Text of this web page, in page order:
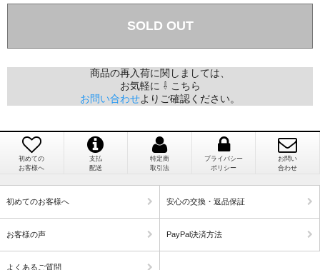
（稀に、通関手続き等に時間がかかり、納期が遅れる
注文のキャンセルは可能ですか？
お取り寄せ商品となっておりますため、仕入先へ発
注後のキャンセルは受け付けかねます。
ベリサイン株式会社のSSLサーバー証明書を使用して
おります。お買い物・お問い合わせで送信される全て
と（いつの作品など）」
埼玉県 K・I 様 （女性）
「購入してから商品到着までメールを何度か頂
新潟県 A・K 様 （女性）
「在庫がほとんど無い中で、数少ない「在庫あ
り」だったこと」
SOLD OUT
商品の再入荷に関しましては、
お気軽に ⇩ こちら
お問い合わせよりご確認ください。
初めての
お客様へ
支払
配送
特定商
取引法
プライバシー
ポリシー
お問い
合わせ
初めてのお客様へ 安心の交換・返品保証
お客様の声 PayPal決済方法
よくあるご質問